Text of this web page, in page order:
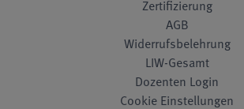
Zertifizierung
AGB
Widerrufsbelehrung
LIW-Gesamt
Dozenten Login
Cookie Einstellungen